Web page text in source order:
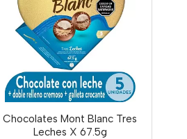
Chocolates Mont Blanc Tres
Leches X 67.5g